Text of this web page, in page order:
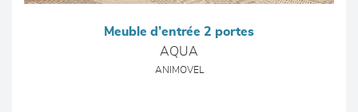
Meuble d’entrée 2 portes
AQUA
ANIMOVEL